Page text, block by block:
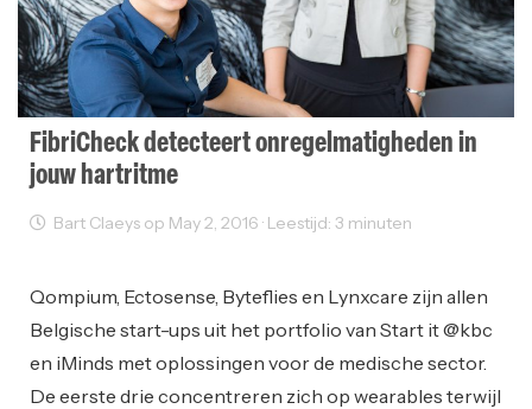
FibriCheck detecteert onregelmatigheden in
jouw hartritme
Bart Claeys op May 2, 2016 · Leestijd: 3 minuten
Qompium, Ectosense, Byteflies en Lynxcare zijn allen
Belgische start-ups uit het portfolio van Start it @kbc
en iMinds met oplossingen voor de medische sector.
De eerste drie concentreren zich op wearables terwijl